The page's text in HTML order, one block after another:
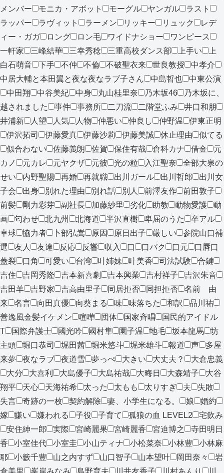
メンバー
モニカ・アボット モーグル ヤンガル
ラスト
ラッパー
ラヴィット ラーメン リッキー リュック
レデ
ィー・ガガ
ロング ロン毛 ワイドナショー
ワンピース
一軒家
三峰結華 三幸秀稔 三重高校ダンス部 上手い
上
白石萌音
下手 不仲 不倫 不破聖衣来 世良教授
中孝介
中居大輔と本田翼と夜な夜なラブ子さん
中島哲也
中東公演
中田翔
中谷美紀 中身 丸山桂里奈 乃木坂46
乃木坂に、
越されました
事件 事務所 二刀流 二階堂ふみ
井口和朋
井浦新
人望 人気 人物 仲悪い 仲良し 仲野温
伊東正明
伊沢拓司
伊藤愛真 伊藤沙莉 伊藤美誠 休止理由
似てる
似合わない
佐藤義朗 佐賀 保住有哉 倉科カナ 借金
元
カノ
元カレ 元ヤクザ 元彼 光の粒 入江聖奈
全部大泉の
せい
内野聖陽 再婚 再就職 出川ガール 出川哲郎
出川女
子会
出身 別れた理由 別れ話 別人 前澤友作
前田敦子
前髪
剛力彩芽 副社長 加藤紗里 劣化 助教 動物愛護
動
画
匂わせ 北九州 北海道 半沢直樹 卑屈のうた
卒アル
卓球
協力者 卜部弘嵩 原因 原日出子 厳しい
参院山口補
選
友人 友達 反応 反響 収入 口 口パク 口元
口唇口
蓋裂
口角 可愛い 台湾 叶姉妹 叶美香 司法試験
合鍵
吉住
吉岡秀隆 吉本新喜劇 吉本興業 吉村祥子
吉沢朱音
吉田羊
吉野家 吉高由里子 同居拒否 同担拒否
名前 由
来
名言 向田真優 向葵まる 味 味落ちた 和訳
品川祐
善逸風金髪イケメン
喧嘩 団体 国家斉唱
国民的アイドル
T
国際弁護士 國光吟 國村隼 園子温 地毛 坂本龍馬
坊
主頭
堀口恭司 堀田茜 堀米悠斗 堀米雄斗 報道 声
多屋
来夢
夜なラブ 夜道雪 夢っぺ 大きい 大丈夫？
大倉忠義
大分
大喜利 大島優子 大島祐哉 大晦日 大森靖子
大谷
翔平
天心 天海祐希 太った 太もも 太りすぎ 夫
失敗
失言
奇跡の一枚 契約解除 妻、小学生になる。 娘
婚約
嫁
嫌い 嫌われる 子役 子育て 孤狼の血 LEVEL2
宅飲み
安住紳一郎
実際 宮崎麗果 宮崎麗香 宮迫博之
寺田明日
香
小室佳代 小室圭 小山ティナ 小松菜奈 小林豊
小林麻
耶
小籔千豊 山之内すず 山口智子 山本望叶 岡田奈々
岩